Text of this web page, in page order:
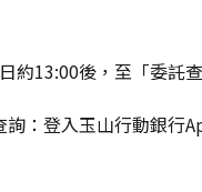
約13:00後，至「委託
：登入玉山行動銀行